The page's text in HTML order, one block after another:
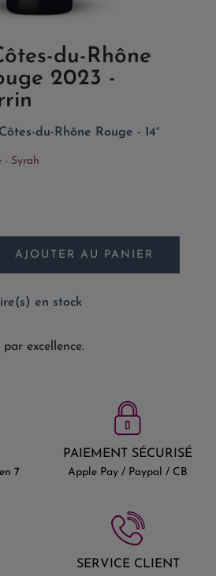
du-Rhône
2023 -
du-Rhône Rouge - 14°
- Syrah
AJOUTER AU PANIER
en stock
excellence.
7
PAIEMENT SÉCURISÉ
Apple Pay / Paypal / CB
SERVICE CLIENT